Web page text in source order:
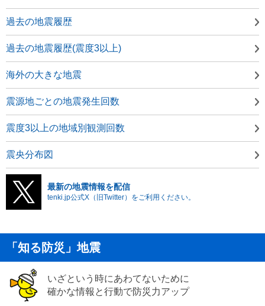
過去の地震履歴
過去の地震履歴(震度3以上)
海外の大きな地震
震源地ごとの地震発生回数
震度3以上の地域別観測回数
震央分布図
最新の地震情報を配信
tenki.jp公式X（旧Twitter）をご利用ください。
「知る防災」地震
いざという時にあわてないために
確かな情報と行動で防災力アップ